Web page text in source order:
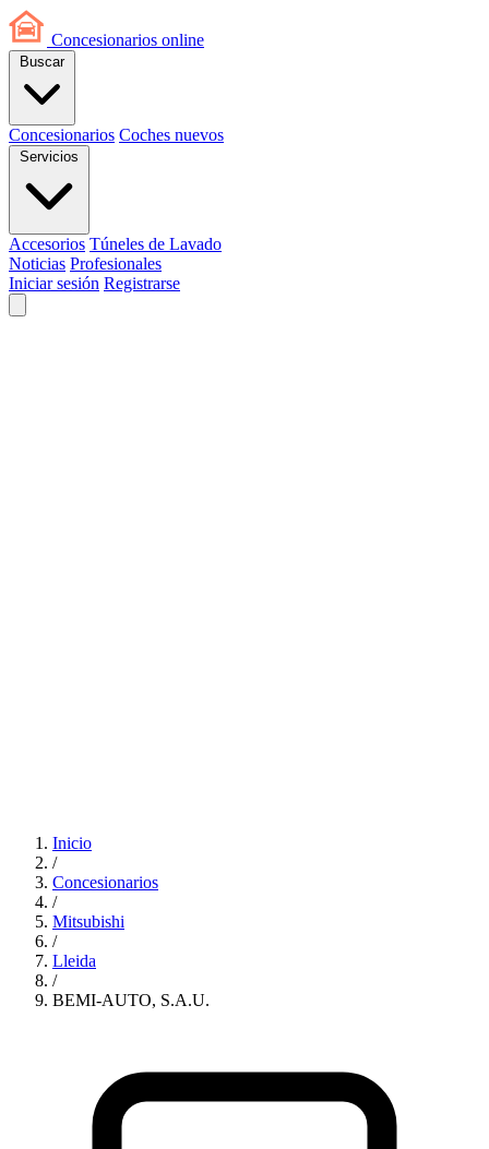
Concesionarios online
Buscar
Concesionarios Coches nuevos
Servicios
Accesorios Túneles de Lavado
Noticias Profesionales
Iniciar sesión Registrarse
Inicio
/
Concesionarios
/
Mitsubishi
/
Lleida
/
BEMI-AUTO, S.A.U.